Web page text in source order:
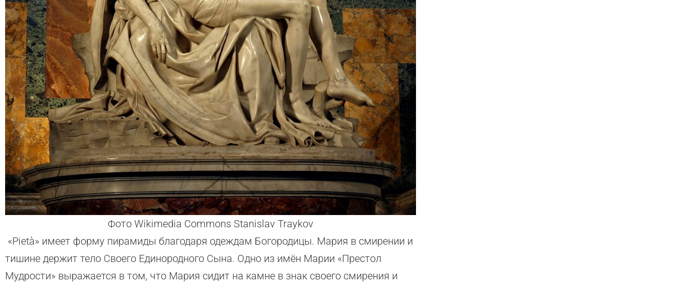
Фото Wikimedia Commons Stanislav Traykov
«Pietà» имеет форму пирамиды благодаря одеждам Богородицы. Мария в смирении и
тишине держит тело Своего Единородного Сына. Одно из имён Марии «Престол
Мудрости» выражается в том, что Мария сидит на камне в знак своего смирения и